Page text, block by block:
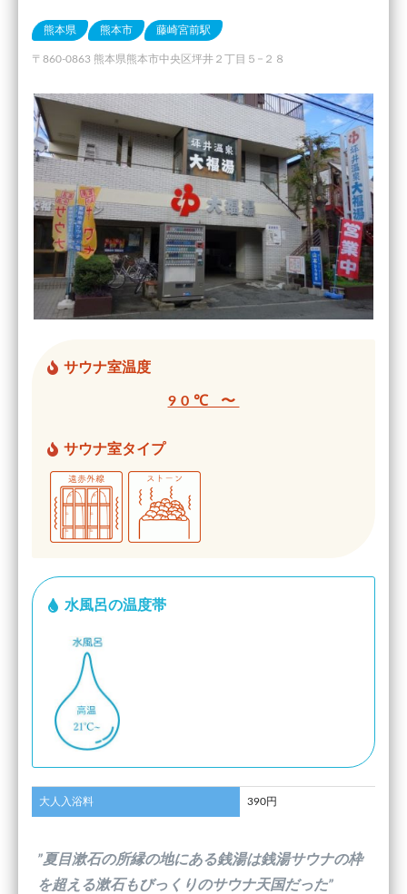
熊本県 熊本市 藤崎宮前駅
〒860-0863 熊本県熊本市中央区坪井２丁目５−２８
サウナ室温度
90℃ 〜
サウナ室タイプ
水風呂の温度帯
大人入浴料 390円
”夏目漱石の所縁の地にある銭湯は銭湯サウナの枠
を超える漱石もびっくりのサウナ天国だった”